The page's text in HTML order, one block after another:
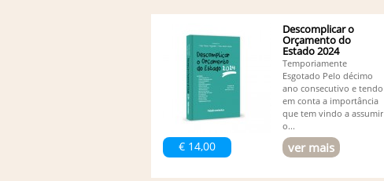
€ 14,00
Descomplicar o
Orçamento do
Estado 2024
Temporiamente
Esgotado Pelo décimo
ano consecutivo e tendo
em conta a importância
que tem vindo a assumir
o...
ver mais